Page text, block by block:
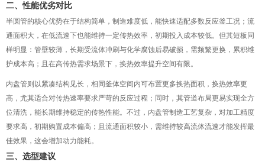
二、性能优劣对比
半圆管的核心优势在于结构简单，制造难度低，能快速适配多数反应釜工况；流
通面积大，在低流速下也能维持一定传热效率，初期投入成本较低。但其短板同
样明显：管壁较薄，长期受流体冲刷与化学腐蚀后易破损，需频繁更换，累积维
护成本高；且在高传热需求场景下，换热效率提升空间有限。
内盘管则以紧凑结构见长，相同釜体空间内可布置更多换热面积，换热效率更
高，尤其适合对传热速率要求严苛的反应过程；同时，其管道布局更易实现全方
位清洗，能长期维持稳定的传热性能。不过，内盘管制造工艺复杂，对加工精度
要求高，初期购置成本偏高；且流通面积较小，需维持较高流体流速才能发挥最
佳效果，这会增加动力能耗。
三、选型建议